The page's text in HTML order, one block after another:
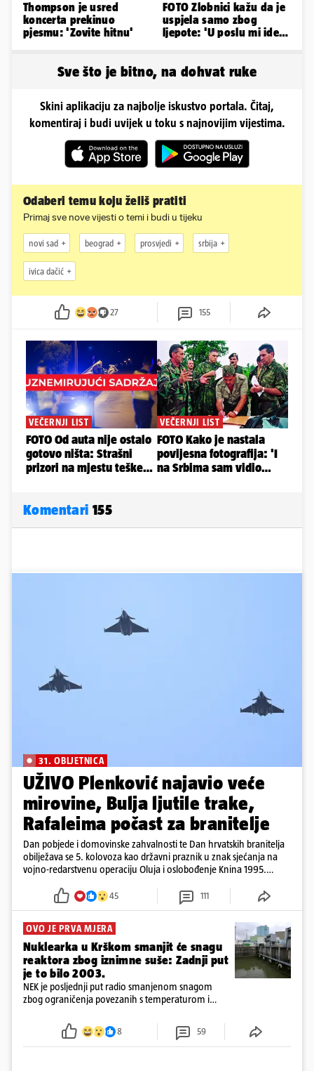
Thompson je usred
koncerta prekinuo
pjesmu: 'Zovite hitnu'
FOTO Zlobnici kažu da je
uspjela samo zbog
ljepote: 'U poslu mi ide
Sve što je bitno, na dohvat ruke
Skini aplikaciju za najbolje iskustvo portala. Čitaj,
komentiraj i budi uvijek u toku s najnovijim vijestima.
Odaberi temu koju želiš pratiti
Primaj sve nove vijesti o temi i budi u tijeku
novi sad beograd prosvjedi srbija
ivica dačić
27 155
Komentari 155
31. OBLJETNICA
UŽIVO Plenković najavio veće
mirovine, Bulja ljutile trake,
Rafaleima počast za branitelje
Dan pobjede i domovinske zahvalnosti te Dan hrvatskih branitelja
obilježava se 5. kolovoza kao državni praznik u znak sjećanja na
vojno-redarstvenu operaciju Oluja i oslobođenje Knina 1995.
45 111
OVO JE PRVA MJERA
Nuklearka u Krškom smanjit će snagu
reaktora zbog iznimne suše: Zadnji put
je to bilo 2003.
NEK je posljednji put radio smanjenom snagom
zbog ograničenja povezanih s temperaturom i
smanjenje snage bilo potrebno više od 90 dana.
8 59